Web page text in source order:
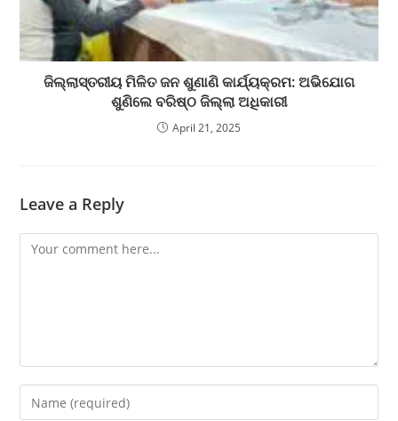
ଜିଲ୍ଲାସ୍ତରୀୟ ମିଳିତ ଜନ ଶୁଣାଣି କାର୍ଯ୍ୟକ୍ରମ: ଅଭିଯୋଗ
ଶୁଣିଲେ ବରିଷ୍ଠ ଜିଲ୍ଲା ଅଧିକାରୀ
April 21, 2025
Leave a Reply